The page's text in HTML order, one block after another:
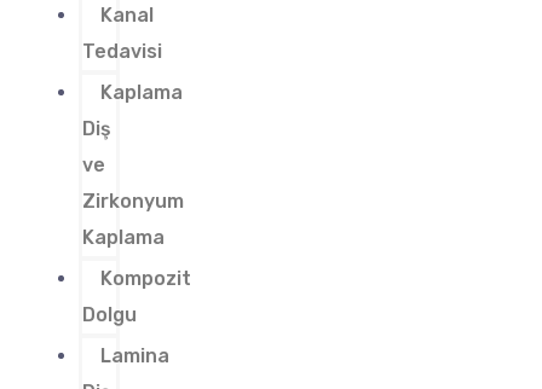
Kanal
Tedavisi
Kaplama
Diş
ve
Zirkonyum
Kaplama
Kompozit
Dolgu
Lamina